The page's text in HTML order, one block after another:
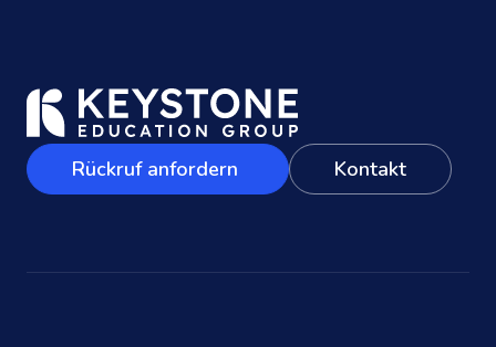
Rückruf anfordern Kontakt